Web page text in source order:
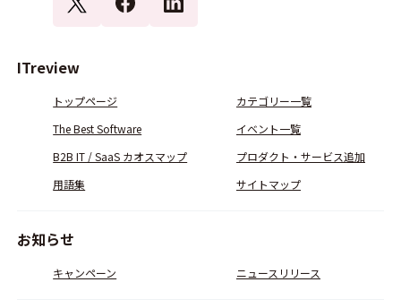
ITreview
トップページ
カテゴリー一覧
The Best Software
イベント一覧
B2B IT / SaaS カオスマップ
プロダクト・サービス追加
用語集
サイトマップ
お知らせ
キャンペーン ニュースリリース